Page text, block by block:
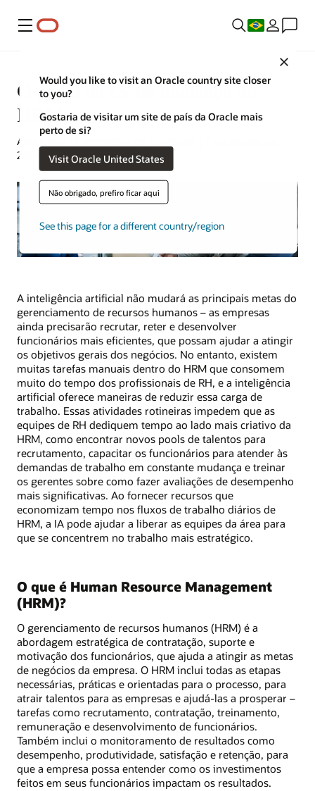
Menu
Would you like to visit an Oracle country site closer
to you?
Gostaria de visitar um site de país da Oracle mais
perto de si?
Visit Oracle United States
Não obrigado, prefiro ficar aqui
See this page for a different country/region
O papel da IA na mudança do
HRM
Alex Chan | Estrategista de Conteúdo | 7 de agosto de
2024
A inteligência artificial não mudará as principais metas do
gerenciamento de recursos humanos – as empresas
ainda precisarão recrutar, reter e desenvolver
funcionários mais eficientes, que possam ajudar a atingir
os objetivos gerais dos negócios. No entanto, existem
muitas tarefas manuais dentro do HRM que consomem
muito do tempo dos profissionais de RH, e a inteligência
artificial oferece maneiras de reduzir essa carga de
trabalho. Essas atividades rotineiras impedem que as
equipes de RH dediquem tempo ao lado mais criativo da
HRM, como encontrar novos pools de talentos para
recrutamento, capacitar os funcionários para atender às
demandas de trabalho em constante mudança e treinar
os gerentes sobre como fazer avaliações de desempenho
mais significativas. Ao fornecer recursos que
economizam tempo nos fluxos de trabalho diários de
HRM, a IA pode ajudar a liberar as equipes da área para
que se concentrem no trabalho mais estratégico.
O que é Human Resource Management
(HRM)?
O gerenciamento de recursos humanos (HRM) é a
abordagem estratégica de contratação, suporte e
motivação dos funcionários, que ajuda a atingir as metas
de negócios da empresa. O HRM inclui todas as etapas
necessárias, práticas e orientadas para o processo, para
atrair talentos para as empresas e ajudá-las a prosperar –
tarefas como recrutamento, contratação, treinamento,
remuneração e desenvolvimento de funcionários.
Também inclui o monitoramento de resultados como
desempenho, produtividade, satisfação e retenção, para
que a empresa possa entender como os investimentos
feitos em seus funcionários impactam os resultados.